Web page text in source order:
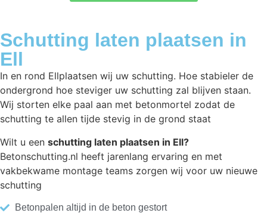
Schutting laten plaatsen in
Ell
In en rond Ellplaatsen wij uw schutting. Hoe stabieler de
ondergrond hoe steviger uw schutting zal blijven staan.
Wij storten elke paal aan met betonmortel zodat de
schutting te allen tijde stevig in de grond staat
Wilt u een schutting laten plaatsen in Ell?
Betonschutting.nl heeft jarenlang ervaring en met
vakbekwame montage teams zorgen wij voor uw nieuwe
schutting
Betonpalen altijd in de beton gestort